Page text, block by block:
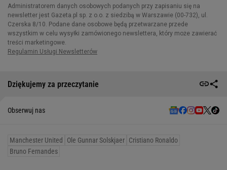
Dziękujemy za przeczytanie
Obserwuj nas
Manchester United Ole Gunnar Solskjaer Cristiano Ronaldo
Bruno Fernandes